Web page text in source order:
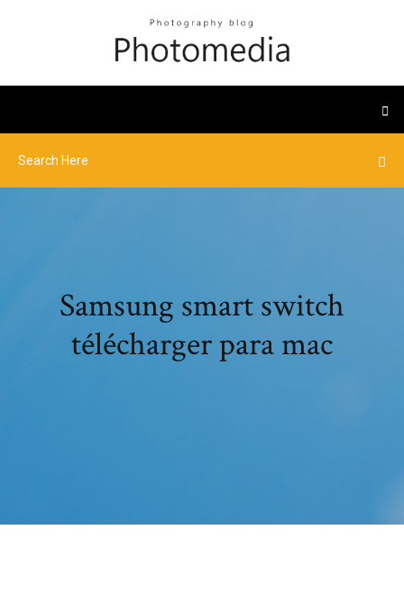
Samsung smart switch
télécharger para mac